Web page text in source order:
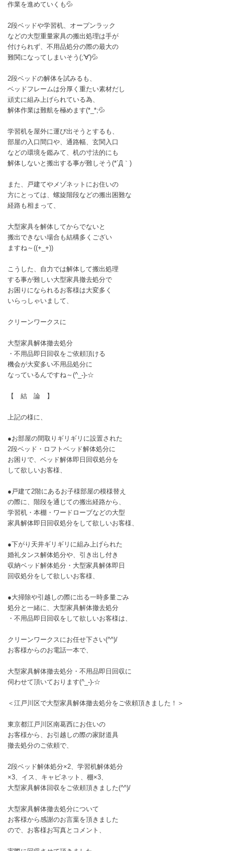
作業を進めていくも💦
2段ベッドや学習机、オープンラック
などの大型重量家具の搬出処理は手が
付けられず、不用品処分の際の最大の
難関になってしまいそう(;'∀')💦
2段ベッドの解体を試みるも、
ベッドフレームは分厚く重たい素材だし
頑丈に組み上げられている為、
解体作業は難航を極めます(*_*;💦
学習机を屋外に運び出そうとするも、
部屋の入口間口や、通路幅、玄関入口
などの環境を鑑みて、机の寸法的にも
解体しないと搬出する事が難しそう(*´Д｀)
また、戸建てやメゾネットにお住いの
方にとっては、螺旋階段などの搬出困難な
経路も相まって、
大型家具を解体してからでないと
搬出できない場合も結構多くござい
ますね～((+_+))
こうした、自力では解体して搬出処理
する事が難しい大型家具撤去処分で
お困りになられるお客様は大変多く
いらっしゃいまして、
クリーンワークスに
大型家具解体撤去処分
・不用品即日回収をご依頼頂ける
機会が大変多い不用品処分に
なっているんですね～(^_-)-☆
【 結 論 】
上記の様に、
●お部屋の間取りギリギリに設置された
2段ベッド・ロフトベッド解体処分に
お困りで、ベッド解体即日回収処分を
して欲しいお客様、
●戸建て2階にあるお子様部屋の模様替え
の際に、階段を通じての搬出経路から、
学習机・本棚・ワードローブなどの大型
家具解体即日回収処分をして欲しいお客様、
●下がり天井ギリギリに組み上げられた
婚礼タンス解体処分や、引き出し付き
収納ベッド解体処分・大型家具解体即日
回収処分をして欲しいお客様、
●大掃除や引越しの際に出る一時多量ごみ
処分と一緒に、大型家具解体撤去処分
・不用品即日回収をして欲しいお客様は、
クリーンワークスにお任せ下さい(^^)/
お客様からのお電話一本で、
大型家具解体撤去処分・不用品即日回収に
伺わせて頂いております(^_-)-☆
＜江戸川区で大型家具解体撤去処分をご依頼頂きました！＞
東京都江戸川区南葛西にお住いの
お客様から、お引越しの際の家財道具
撤去処分のご依頼で、
2段ベッド解体処分×2、学習机解体処分
×3、イス、キャビネット、棚×3、
大型家具解体回収をご依頼頂きました(^^)/
大型家具解体撤去処分について
お客様から感謝のお言葉を頂きました
ので、お客様お写真とコメント、